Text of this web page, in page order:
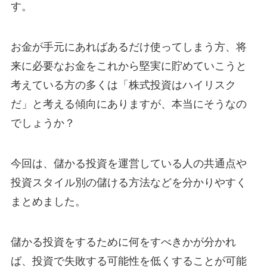
す。
お金が手元にあればあるだけ使ってしまう方、将
来に必要なお金をこれから堅実に貯めていこうと
考えている方の多くは「株式投資はハイリスク
だ」と考える傾向にありますが、本当にそうなの
でしょうか？
今回は、儲かる投資を運営している人の共通点や
投資スタイル別の儲ける方法などを分かりやすく
まとめました。
儲かる投資をするために何をすべきかが分かれ
ば、投資で失敗する可能性を低くすることが可能